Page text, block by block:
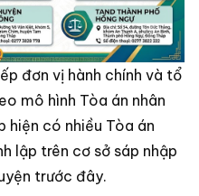
đơn vị hành chính và tổ
mô hình Tòa án nhân
hiện có nhiều Tòa án
lập trên cơ sở sáp nhập
trước đây.